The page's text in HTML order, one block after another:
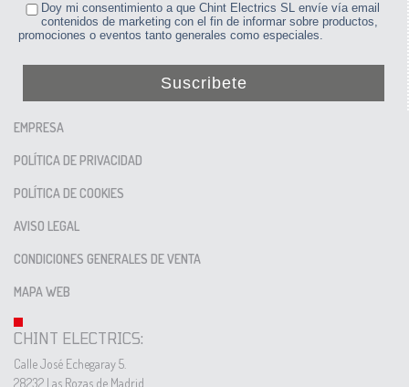
Doy mi consentimiento a que Chint Electrics SL envíe vía email
contenidos de marketing con el fin de informar sobre productos,
promociones o eventos tanto generales como especiales.
Suscribete
EMPRESA
POLÍTICA DE PRIVACIDAD
POLÍTICA DE COOKIES
AVISO LEGAL
CONDICIONES GENERALES DE VENTA
MAPA WEB
CHINT ELECTRICS:
Calle José Echegaray 5.
28232 Las Rozas de Madrid